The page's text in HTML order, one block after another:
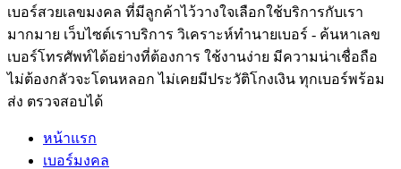
เบอร์สวยเลขมงคล ที่มีลูกค้าไว้วางใจเลือกใช้บริการกับเรา
มากมาย เว็บไซต์เราบริการ วิเคราะห์ทำนายเบอร์ - ค้นหาเลข
เบอร์โทรศัพท์ได้อย่างที่ต้องการ ใช้งานง่าย มีความน่าเชื่อถือ
ไม่ต้องกลัวจะโดนหลอก ไม่เคยมีประวัติโกงเงิน ทุกเบอร์พร้อม
ส่ง ตรวจสอบได้
หน้าแรก
เบอร์มงคล